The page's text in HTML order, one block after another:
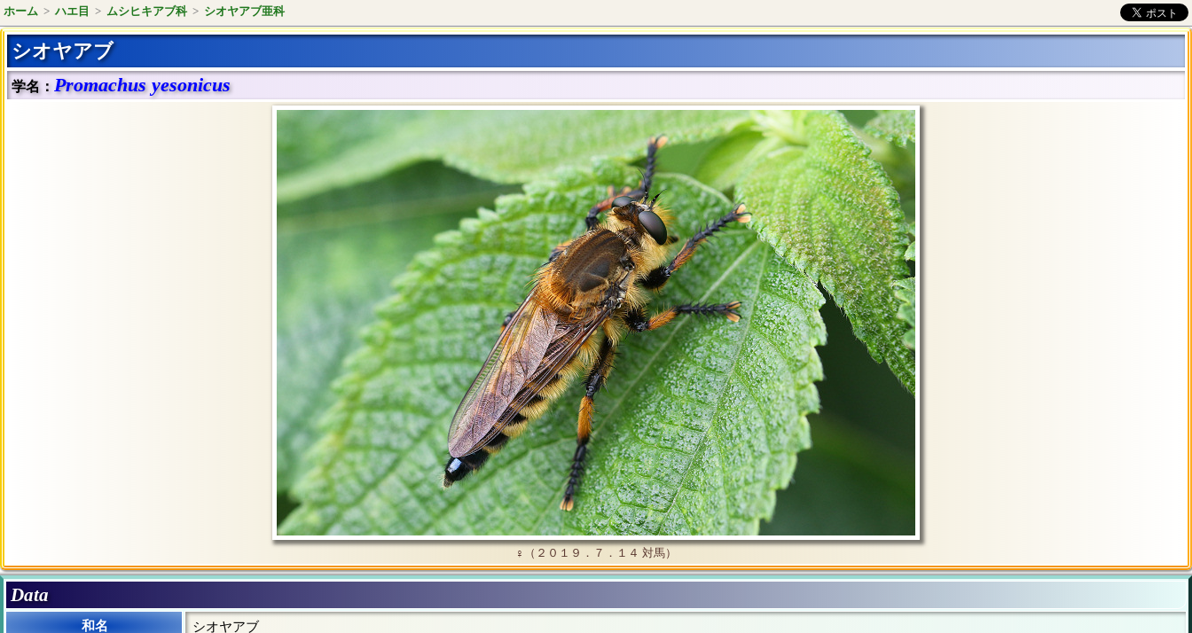
ホーム > ハエ目 > ムシヒキアブ科 > シオヤアブ亜科
シオヤアブ
学名： Promachus yesonicus
♀（２０１９．７．１４ 対馬）
Data
和名 シオヤアブ